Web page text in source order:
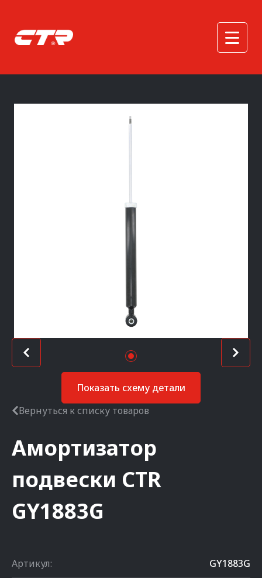
Показать схему детали
Вернуться к списку товаров
Амортизатор
подвески CTR
GY1883G
Артикул:
GY1883G